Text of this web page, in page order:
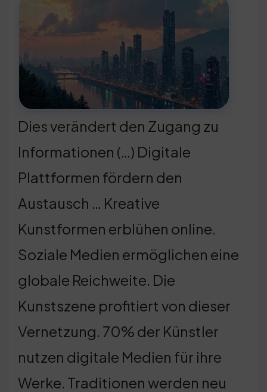
Dies verändert den Zugang zu
Informationen (…) Digitale
Plattformen fördern den
Austausch … Kreative
Kunstformen erblühen online.
Soziale Medien ermöglichen eine
globale Reichweite. Die
Kunstszene profitiert von dieser
Vernetzung. 70% der Künstler
nutzen digitale Medien für ihre
Werke. Traditionen werden neu